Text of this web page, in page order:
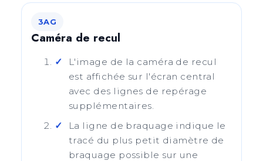
3AG
Caméra de recul
L'image de la caméra de recul
est affichée sur l'écran central
avec des lignes de repérage
supplémentaires.
La ligne de braquage indique le
tracé du plus petit diamètre de
braquage possible sur une